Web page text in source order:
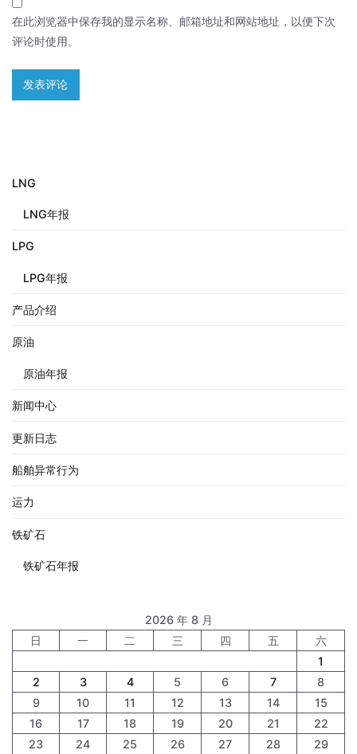
在此浏览器中保存我的显示名称、邮箱地址和网站地址，以便下次
评论时使用。
LNG
LNG年报
LPG
LPG年报
产品介绍
原油
原油年报
新闻中心
更新日志
船舶异常行为
运力
铁矿石
铁矿石年报
2026 年 8 月
日
一 二 三 四 五
六
1
2
3 4 5 6 7
8
9
10 11 12 13 14
15
16
17 18 19 20 21
22
23
24 25 26 27 28
29